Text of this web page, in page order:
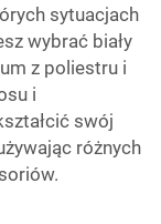
sytuacjach
wybrać biały
z poliestru i
i
swój
różnych